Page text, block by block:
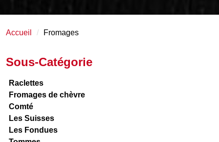
Accueil Fromages
Sous-Catégorie
Raclettes
Fromages de chèvre
Comté
Les Suisses
Les Fondues